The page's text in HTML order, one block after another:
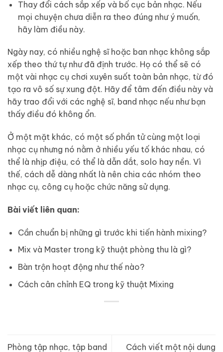
Thay đổi cách sắp xếp và bố cục bản nhạc. Nếu
mọi chuyện chưa diễn ra theo đúng như ý muốn,
hãy làm điều này.
Ngày nay, có nhiều nghệ sĩ hoặc ban nhạc không sắp
xếp theo thứ tự như đã định trước. Họ có thể sẽ có
một vài nhạc cụ chơi xuyên suốt toàn bản nhạc, từ đó
tạo ra vô số sự xung đột. Hãy để tâm đến điều này và
hãy trao đổi với các nghệ sĩ, band nhạc nếu như bạn
thấy điều đó không ổn.
Ở một mặt khác, có một số phần tử cùng một loại
nhạc cụ nhưng nó nằm ở nhiều yếu tố khác nhau, có
thể là nhịp điệu, có thể là dẫn dắt, solo hay nền. Vì
thế, cách dễ dàng nhất là nên chia các nhóm theo
nhạc cụ, công cụ hoặc chức năng sử dụng.
Bài viết liên quan:
Cần chuẩn bị những gì trước khi tiến hành mixing?
Mix và Master trong kỹ thuật phòng thu là gì?
Bàn trộn hoạt động như thế nào?
Cách cân chỉnh EQ trong kỹ thuật Mixing
Phòng tập nhạc, tập band
Cách viết một nội dung